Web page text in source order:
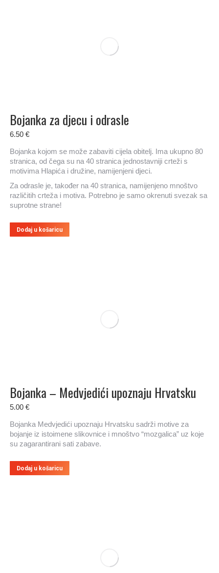
Bojanka za djecu i odrasle
6.50 €
Bojanka kojom se može zabaviti cijela obitelj. Ima ukupno 80
stranica, od čega su na 40 stranica jednostavniji crteži s
motivima Hlapića i družine, namijenjeni djeci.
Za odrasle je, također na 40 stranica, namijenjeno mnoštvo
različitih crteža i motiva. Potrebno je samo okrenuti svezak sa
suprotne strane!
Dodaj u košaricu
Bojanka – Medvjedići upoznaju Hrvatsku
5.00 €
Bojanka Medvjedići upoznaju Hrvatsku sadrži motive za
bojanje iz istoimene slikovnice i mnoštvo “mozgalica” uz koje
su zagarantirani sati zabave.
Dodaj u košaricu